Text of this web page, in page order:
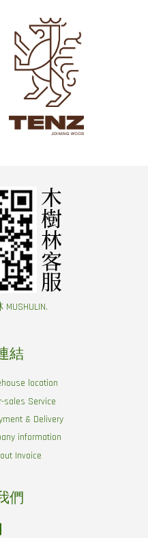
結
location
Service
& Delivery
information
Invoice
們